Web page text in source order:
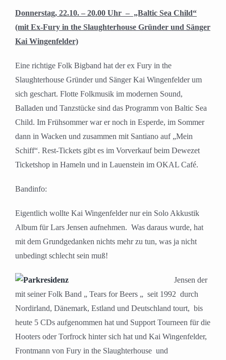
Donnerstag, 22.10. – 20.00 Uhr – „Baltic Sea Child“
(mit Ex-Fury in the Slaughterhouse Gründer und Sänger
Kai Wingenfelder)
Eine richtige Folk Bigband hat der ex Fury in the
Slaughterhouse Gründer und Sänger Kai Wingenfelder um
sich geschart. Flotte Folkmusik im modernen Sound,
Balladen und Tanzstücke sind das Programm von Baltic Sea
Child. Im Frühsommer war er noch in Esperde, im Sommer
dann in Wacken und zusammen mit Santiano auf „Mein
Schiff“. Rest-Tickets gibt es im Vorverkauf beim Dewezet
Ticketshop in Hameln und in Lauenstein im OKAL Café.
Bandinfo:
Eigentlich wollte Kai Wingenfelder nur ein Solo Akkustik
Album für Lars Jensen aufnehmen. Was daraus wurde, hat
mit dem Grundgedanken nichts mehr zu tun, was ja nicht
unbedingt schlecht sein muß!
Jensen der
mit seiner Folk Band „ Tears for Beers „ seit 1992 durch
Nordirland, Dänemark, Estland und Deutschland tourt, bis
heute 5 CDs aufgenommen hat und Support Tourneen für die
Hooters oder Torfrock hinter sich hat und Kai Wingenfelder,
Frontmann von Fury in the Slaughterhouse und